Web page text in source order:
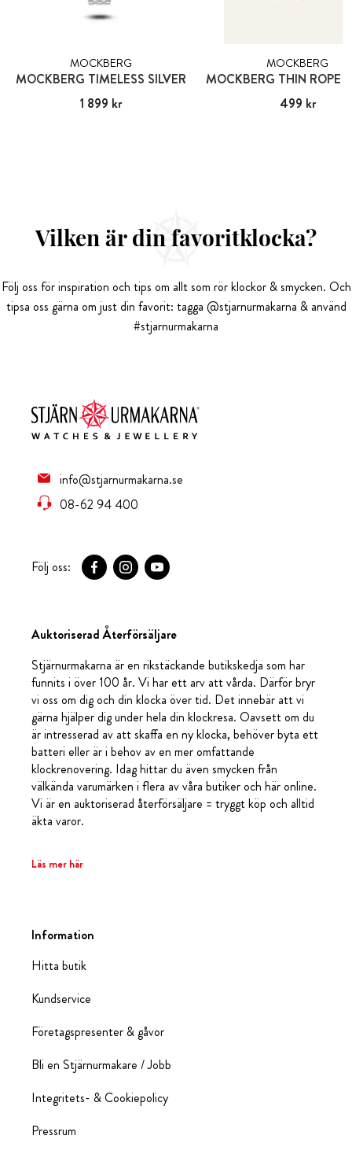
MOCKBERG
MOCKBERG TIMELESS SILVER
Pris :1 899 kr
1 899 kr
MOCKBERG
Pris:499 kr
499 kr
Vilken är din favoritklocka?
Följ oss för inspiration och tips om allt som rör klockor & smycken. Och
tipsa oss gärna om just din favorit: tagga @stjarnurmakarna & använd
#stjarnurmakarna
info@stjarnurmakarna.se
08-62 94 400
Följ oss:
Auktoriserad Återförsäljare
Stjärnurmakarna är en rikstäckande butikskedja som har
funnits i över 100 år. Vi har ett arv att vårda. Därför bryr
vi oss om dig och din klocka över tid. Det innebär att vi
gärna hjälper dig under hela din klockresa. Oavsett om du
är intresserad av att skaffa en ny klocka, behöver byta ett
batteri eller är i behov av en mer omfattande
klockrenovering. Idag hittar du även smycken från
välkända varumärken i flera av våra butiker och här online.
Vi är en auktoriserad återförsäljare = tryggt köp och alltid
äkta varor.
Läs mer här
Information
Hitta butik
Kundservice
Företagspresenter & gåvor
Bli en Stjärnurmakare / Jobb
Integritets- & Cookiepolicy
Pressrum